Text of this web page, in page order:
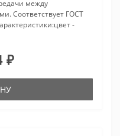
между
Соответствует ГОСТ
-
₽